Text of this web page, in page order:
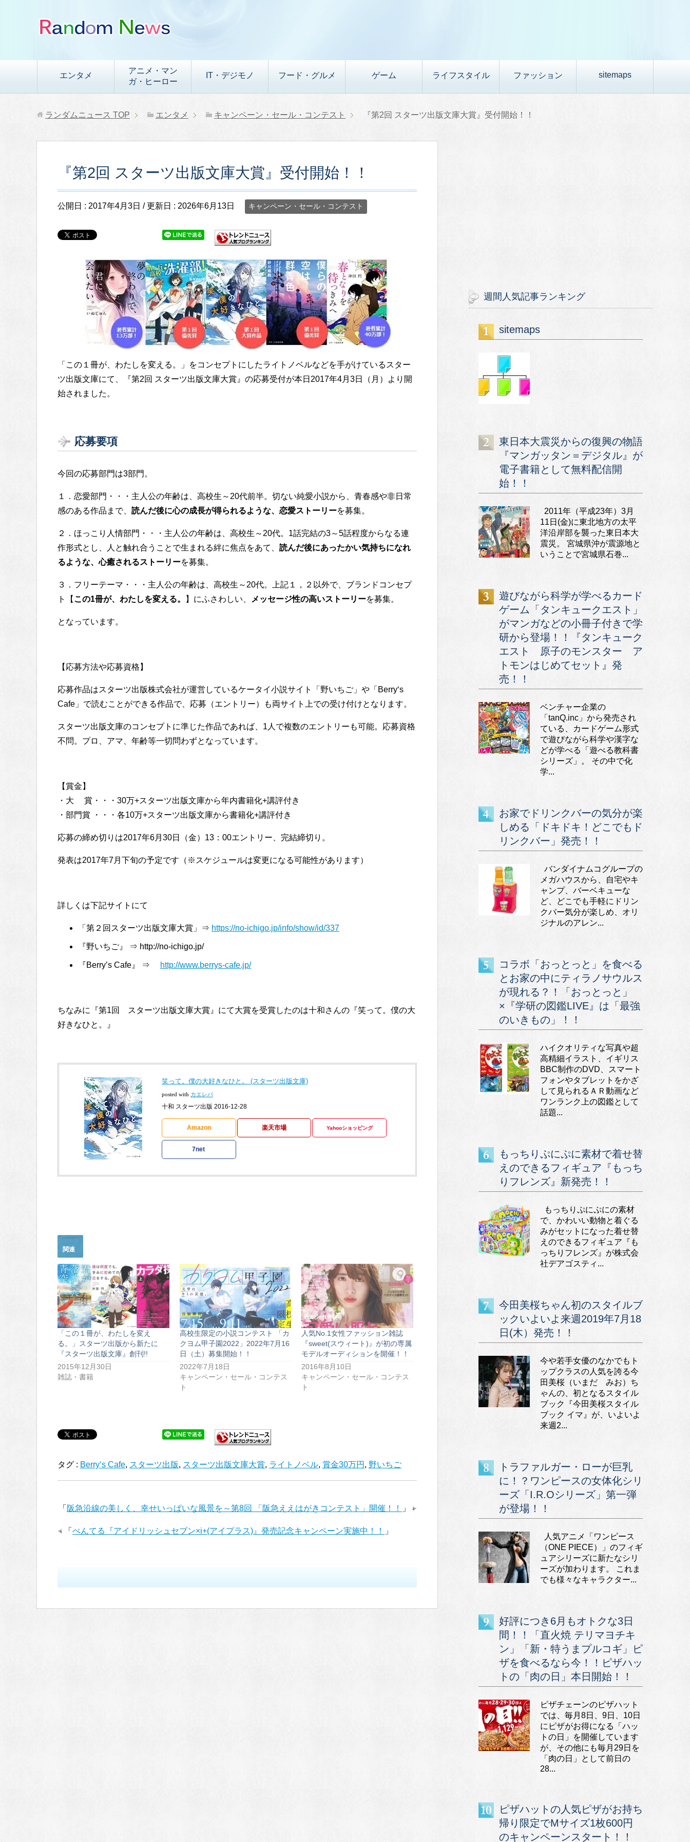
エンタメ
アニメ・マン
ガ・ヒーロー
IT・デジモノ フード・グルメ ゲーム ライフスタイル ファッション sitemaps
ランダムニュース TOP エンタメ キャンペーン・セール・コンテスト 『第2回 スターツ出版文庫大賞』受付開始！！
『第2回 スターツ出版文庫大賞』受付開始！！
公開日 : 2017年4月3日 / 更新日 : 2026年6月13日 キャンペーン・セール・コンテスト
「この１冊が、わたしを変える。」をコンセプトにしたライトノベルなどを手がけているスター
ツ出版文庫にて、『第2回 スターツ出版文庫大賞』の応募受付が本日2017年4月3日（月）より開
始されました。
応募要項
今回の応募部門は3部門。
１．恋愛部門・・・主人公の年齢は、高校生～20代前半。切ない純愛小説から、青春感や非日常
感のある作品まで、 読んだ後に心の成長が得られるような、恋愛ストーリーを募集。
２．ほっこり人情部門・・・主人公の年齢は、高校生～20代。1話完結の3～5話程度からなる連
作形式とし、人と触れ合うことで生まれる絆に焦点をあて、 読んだ後にあったかい気持ちになれ
るような、心癒されるストーリーを募集。
３．フリーテーマ・・・主人公の年齢は、高校生～20代。上記１，２以外で、ブランドコンセプ
ト【 この1冊が、わたしを変える。 】にふさわしい、 メッセージ性の高いストーリーを募集。
となっています。
【応募方法や応募資格】
応募作品はスターツ出版株式会社が運営しているケータイ小説サイト「野いちご」や「Berry‘s
Cafe」で読むことができる作品で、応募（エントリー）も両サイト上での受け付けとなります。
スターツ出版文庫のコンセプトに準じた作品であれば、1人で複数のエントリーも可能。応募資格
不問。プロ、アマ、年齢等一切問わずとなっています。
【賞金】
・大 賞・・・30万+スターツ出版文庫から年内書籍化+講評付き
・部門賞 ・・・各10万+スターツ出版文庫から書籍化+講評付き
応募の締め切りは2017年6月30日（金）13：00エントリー、完結締切り。
発表は2017年7月下旬の予定です（※スケジュールは変更になる可能性があります）
詳しくは下記サイトにて
「第２回スターツ出版文庫大賞」⇒ https://no-ichigo.jp/info/show/id/337
『野いちご』 ⇒ http://no-ichigo.jp/
『Berry’s Cafe』 ⇒ http://www.berrys-cafe.jp/
ちなみに『第1回 スターツ出版文庫大賞』にて大賞を受賞したのは十和さんの『笑って。僕の大
好きなひと。』
笑って。僕の大好きなひと。 (スターツ出版文庫)
posted with カエレバ
十和 スターツ出版 2016-12-28
Amazon 楽天市場 Yahooショッピング
7net
関連
「この１冊が、わたしを変え
る。」スターツ出版から新たに
『スターツ出版文庫』創刊!!
2015年12月30日
雑誌・書籍
高校生限定の小説コンテスト 「カ
クヨム甲子園2022」2022年7月16
日（土）募集開始！！
2022年7月18日
キャンペーン・セール・コンテス
ト
人気No.1女性ファッション雑誌
『sweet(スウィート)』が初の専属
モデルオーディションを開催！！
2016年8月10日
キャンペーン・セール・コンテス
ト
タグ : Berry‘s Cafe, スターツ出版, スターツ出版文庫大賞, ライトノベル, 賞金30万円 , 野いちご
「 阪急沿線の美しく、幸せいっぱいな風景を～第8回 「阪急ええはがきコンテスト」開催！！ 」
「 ぺんてる『アイドリッシュセブン×i+(アイプラス)』発売記念キャンペーン実施中！！ 」
週間人気記事ランキング
sitemaps
東日本大震災からの復興の物語
『マンガッタン＝デジタル』が
電子書籍として無料配信開
始！！
2011年（平成23年）3月
11日(金)に東北地方の太平
洋沿岸部を襲った東日本大
震災。 宮城県沖が震源地と
いうことで宮城県石巻...
遊びながら科学が学べるカード
ゲーム「タンキュークエスト」
がマンガなどの小冊子付きで学
研から登場！！『タンキューク
エスト 原子のモンスター ア
トモンはじめてセット』発
売！！
ベンチャー企業の
「tanQ.inc」から発売され
ている、カードゲーム形式
で遊びながら科学や漢字な
どが学べる「遊べる教科書
シリーズ」。 その中で化
学...
お家でドリンクバーの気分が楽
しめる「ドキドキ！どこでもド
リンクバー」発売！！
バンダイナムコグループの
メガハウスから、自宅やキ
ャンプ、バーベキューな
ど、どこでも手軽にドリン
クバー気分が楽しめ、オリ
ジナルのアレン...
コラボ「おっとっと」を食べる
とお家の中にティラノサウルス
が現れる？！「おっとっと」
×『学研の図鑑LIVE』は「最強
のいきもの」！！
ハイクオリティな写真や超
高精細イラスト、イギリス
BBC制作のDVD、スマート
フォンやタブレットをかざ
して見られるＡＲ動画など
ワンランク上の図鑑として
話題...
もっちりぷにぷに素材で着せ替
えのできるフィギュア『もっち
りフレンズ』新発売！！
もっちりぷにぷにの素材
で、かわいい動物と着ぐる
みがセットになった着せ替
えのできるフィギュア『も
っちりフレンズ』が株式会
社デアゴスティ...
今田美桜ちゃん初のスタイルブ
ックいよいよ来週2019年7月18
日(木）発売！！
今や若手女優のなかでもト
ップクラスの人気を誇る今
田美桜（いまだ みお）ち
ゃんの、初となるスタイル
ブック『今田美桜スタイル
ブック イマ』が、いよいよ
来週2...
トラファルガー・ローが巨乳
に！？ワンピースの女体化シリ
ーズ「I.R.Oシリーズ」第一弾
が登場！！
人気アニメ「ワンピース
（ONE PIECE）」のフィギ
ュアシリーズに新たなシリ
ーズが加わります。 これま
でも様々なキャラクター...
好評につき6月もオトクな3日
間！！「直火焼 テリマヨチキ
ン」「新・特うまプルコギ」ピ
ザを食べるなら今！！ピザハッ
トの「肉の日」本日開始！！
ピザチェーンのピザハット
では、毎月8日、9日、10日
にピザがお得になる「ハッ
トの日」を開催しています
が、その他にも毎月29日を
「肉の日」として前日の
28...
ピザハットの人気ピザがお持ち
帰り限定でMサイズ1枚600円
のキャンペーンスタート！！